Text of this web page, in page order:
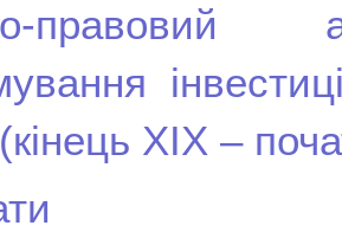
(кінець ХІХ –